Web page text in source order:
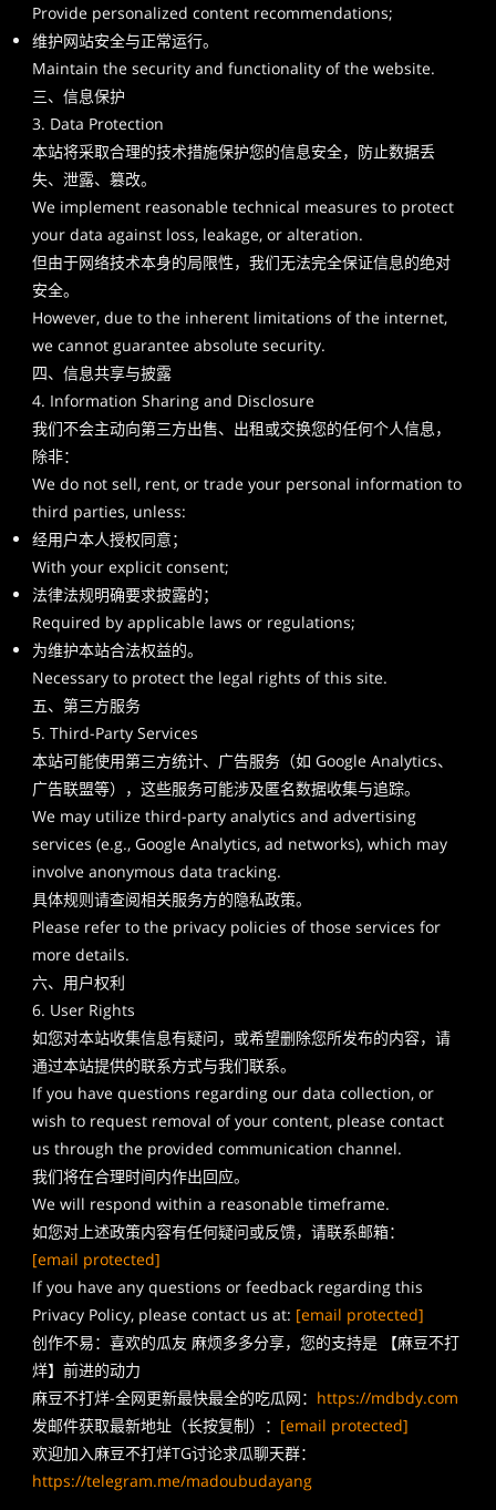
Provide personalized content recommendations;
维护网站安全与正常运行。
Maintain the security and functionality of the website.
三、信息保护
3. Data Protection
本站将采取合理的技术措施保护您的信息安全，防止数据丢
失、泄露、篡改。
We implement reasonable technical measures to protect
your data against loss, leakage, or alteration.
但由于网络技术本身的局限性，我们无法完全保证信息的绝对
安全。
However, due to the inherent limitations of the internet,
we cannot guarantee absolute security.
四、信息共享与披露
4. Information Sharing and Disclosure
我们不会主动向第三方出售、出租或交换您的任何个人信息，
除非：
We do not sell, rent, or trade your personal information to
third parties, unless:
经用户本人授权同意；
With your explicit consent;
法律法规明确要求披露的；
Required by applicable laws or regulations;
为维护本站合法权益的。
Necessary to protect the legal rights of this site.
五、第三方服务
5. Third-Party Services
本站可能使用第三方统计、广告服务（如 Google Analytics、
广告联盟等），这些服务可能涉及匿名数据收集与追踪。
We may utilize third-party analytics and advertising
services (e.g., Google Analytics, ad networks), which may
involve anonymous data tracking.
具体规则请查阅相关服务方的隐私政策。
Please refer to the privacy policies of those services for
more details.
六、用户权利
6. User Rights
如您对本站收集信息有疑问，或希望删除您所发布的内容，请
通过本站提供的联系方式与我们联系。
If you have questions regarding our data collection, or
wish to request removal of your content, please contact
us through the provided communication channel.
我们将在合理时间内作出回应。
We will respond within a reasonable timeframe.
如您对上述政策内容有任何疑问或反馈，请联系邮箱：
[email protected]
If you have any questions or feedback regarding this
Privacy Policy, please contact us at: [email protected]
创作不易：喜欢的瓜友 麻烦多多分享，您的支持是 【麻豆不打
烊】前进的动力
麻豆不打烊-全网更新最快最全的吃瓜网： https://mdbdy.com
发邮件获取最新地址（长按复制）： [email protected]
欢迎加入麻豆不打烊TG讨论求瓜聊天群：
https://telegram.me/madoubudayang